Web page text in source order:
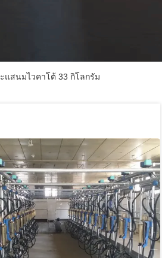
แสนมไวคาโต้ 33 กิโลกรัม